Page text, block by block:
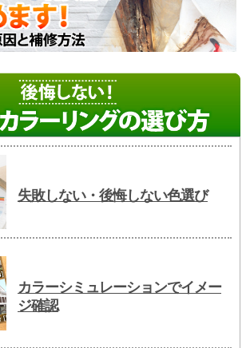
失敗しない・後悔しない色選び
カラーシミュレーションでイメー
ジ確認